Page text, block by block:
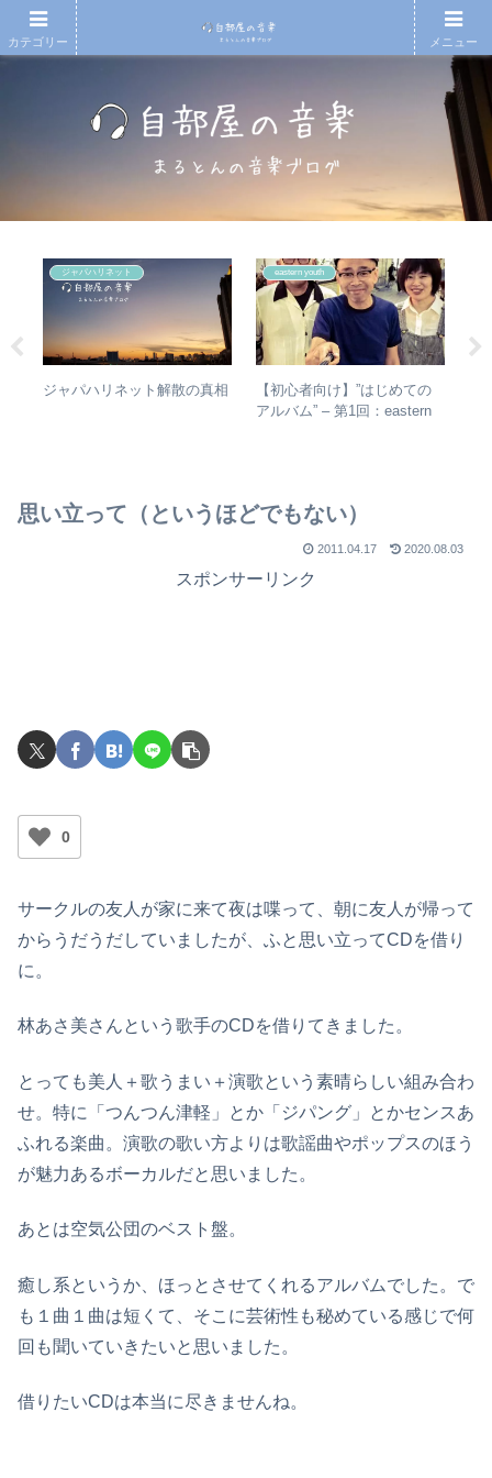
ジャパハリネット
ジャパハリネット解散の真相
eastern youth
【初心者向け】”はじめての
アルバム” – 第1回：eastern
思い立って（というほどでもない）
2011.04.17 2020.08.03
スポンサーリンク
0
サークルの友人が家に来て夜は喋って、朝に友人が帰って
からうだうだしていましたが、ふと思い立ってCDを借り
に。
林あさ美さんという歌手のCDを借りてきました。
とっても美人＋歌うまい＋演歌という素晴らしい組み合わ
せ。特に「つんつん津軽」とか「ジパング」とかセンスあ
ふれる楽曲。演歌の歌い方よりは歌謡曲やポップスのほう
が魅力あるボーカルだと思いました。
あとは空気公団のベスト盤。
癒し系というか、ほっとさせてくれるアルバムでした。で
も１曲１曲は短くて、そこに芸術性も秘めている感じで何
回も聞いていきたいと思いました。
借りたいCDは本当に尽きませんね。
カテゴリー メニュー